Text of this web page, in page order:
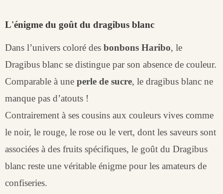
L'énigme du goût du dragibus blanc
Dans l’univers coloré des bonbons Haribo, le
Dragibus blanc se distingue par son absence de couleur.
Comparable à une perle de sucre, le dragibus blanc ne
manque pas d’atouts !
Contrairement à ses cousins ​​aux couleurs vives comme
le noir, le rouge, le rose ou le vert, dont les saveurs sont
associées à des fruits spécifiques, le goût du Dragibus
blanc reste une véritable énigme pour les amateurs de
confiseries.